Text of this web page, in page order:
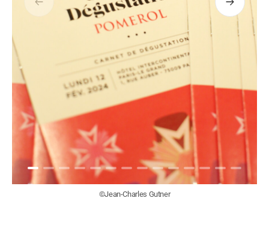
©Jean-Charles Gutner
Précédent Suivant